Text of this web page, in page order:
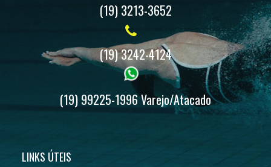
(19) 3213-3652
(19) 3242-4124
(19) 99225-1996 Varejo/Atacado
LINKS ÚTEIS